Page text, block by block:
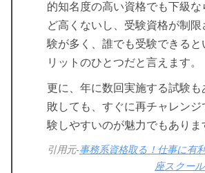
的知名度の高い資格でも下級な
ど高くないし、受験資格が制
験が多く、誰でも受験できると
リットのひとつだと言えます。
更に、年に数回実施する試験も
敗しても、すぐに再チャレンジ
験しやすいのが魅力でもありま
引用元-事務系資格取る！仕事に有
座スクー